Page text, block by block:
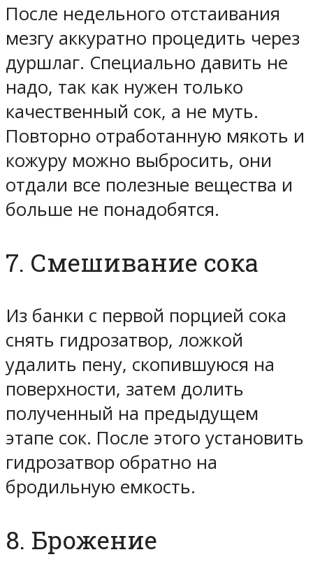
После недельного отстаивания
мезгу аккуратно процедить через
дуршлаг. Специально давить не
надо, так как нужен только
качественный сок, а не муть.
Повторно отработанную мякоть и
кожуру можно выбросить, они
отдали все полезные вещества и
больше не понадобятся.
7. Смешивание сока
Из банки с первой порцией сока
снять гидрозатвор, ложкой
удалить пену, скопившуюся на
поверхности, затем долить
полученный на предыдущем
этапе сок. После этого установить
гидрозатвор обратно на
бродильную емкость.
8. Брожение